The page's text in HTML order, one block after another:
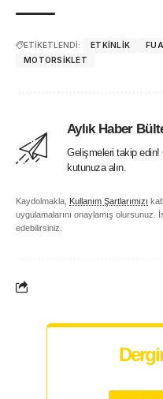
ETİKETLENDİ: ETKINLIK
MOTORSIKLET
Aylık Haber
Gelişmeleri takip edin!
kutunuza alın.
Kaydolmakla, Kullanım Şartlarımızı
uygulamalarını onaylamış olursunuz.
edebilirsiniz.